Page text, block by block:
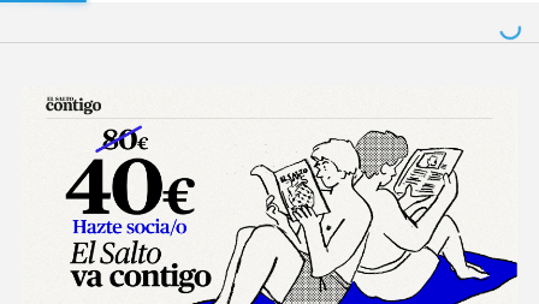
Salto a contenido